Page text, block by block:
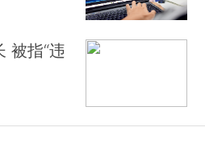
被指“违